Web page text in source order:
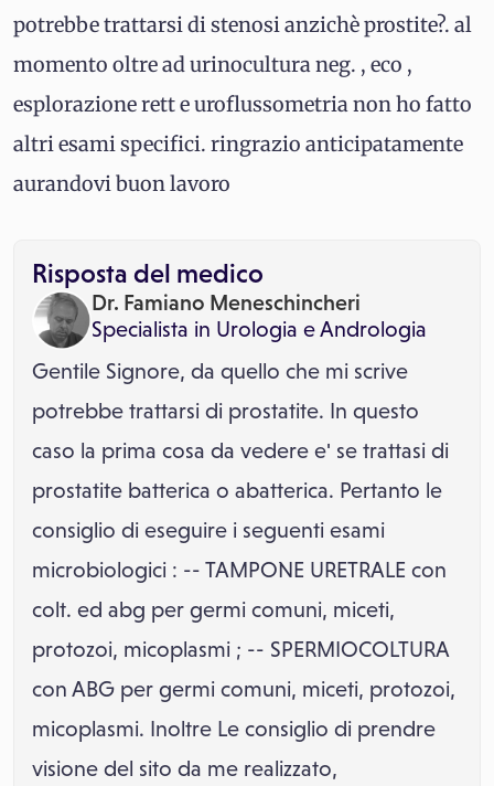
potrebbe trattarsi di stenosi anzichè prostite?. al
momento oltre ad urinocultura neg. , eco ,
esplorazione rett e uroflussometria non ho fatto
altri esami specifici. ringrazio anticipatamente
aurandovi buon lavoro
Risposta del medico
Dr. Famiano Meneschincheri
Specialista in Urologia eAndrologia
Gentile Signore, da quello che mi scrive
potrebbe trattarsi di prostatite. In questo
caso la prima cosa da vedere e' se trattasi di
prostatite batterica o abatterica. Pertanto le
consiglio di eseguire i seguenti esami
microbiologici : -- TAMPONE URETRALE con
colt. ed abg per germi comuni, miceti,
protozoi, micoplasmi ; -- SPERMIOCOLTURA
con ABG per germi comuni, miceti, protozoi,
micoplasmi. Inoltre Le consiglio di prendre
visione del sito da me realizzato,